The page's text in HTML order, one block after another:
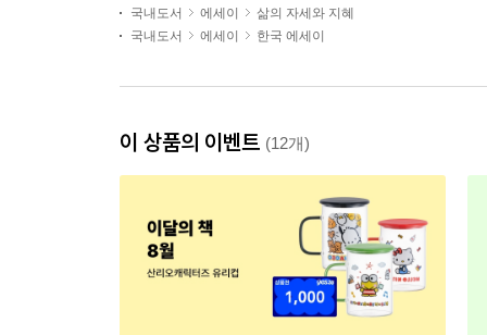
국내도서 에세이
삶의 자세와 지혜
국내도서
에세이 한국 에세이
이 상품의 이벤트 (12개)